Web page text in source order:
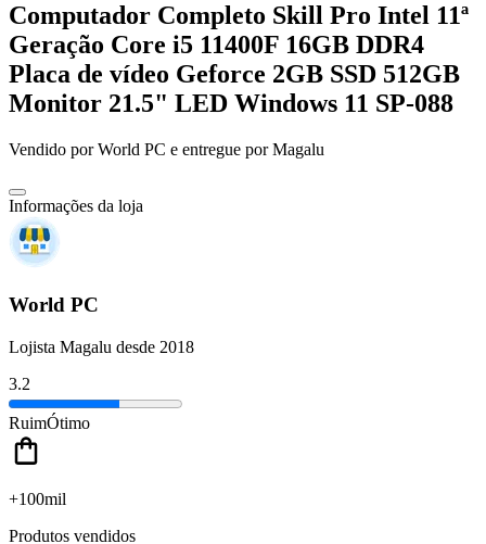
Computador Completo Skill Pro Intel 11ª
Geração Core i5 11400F 16GB DDR4
Placa de vídeo Geforce 2GB SSD 512GB
Monitor 21.5" LED Windows 11 SP-088
Vendido porWorld PC e entregue por Magalu
Informações da loja
World PC
Lojista Magalu desde 2018
3.2
RuimÓtimo
+100mil
Produtos vendidos